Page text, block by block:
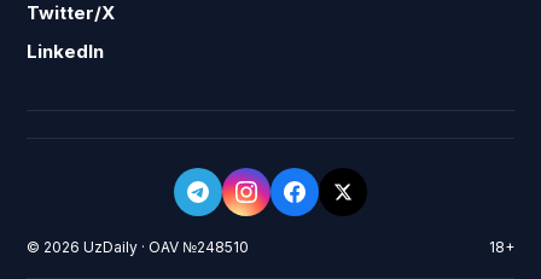
Twitter/X
LinkedIn
© 2026 UzDaily · OAV №248510 18+